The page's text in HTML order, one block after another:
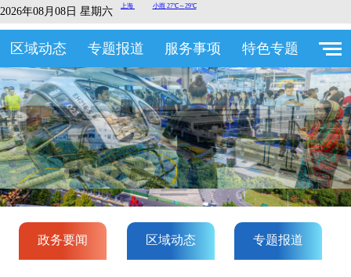
2026年08月08日 星期六
区域动态 专题报道 服务事项 特色专题
政务要闻 区域动态 专题报道